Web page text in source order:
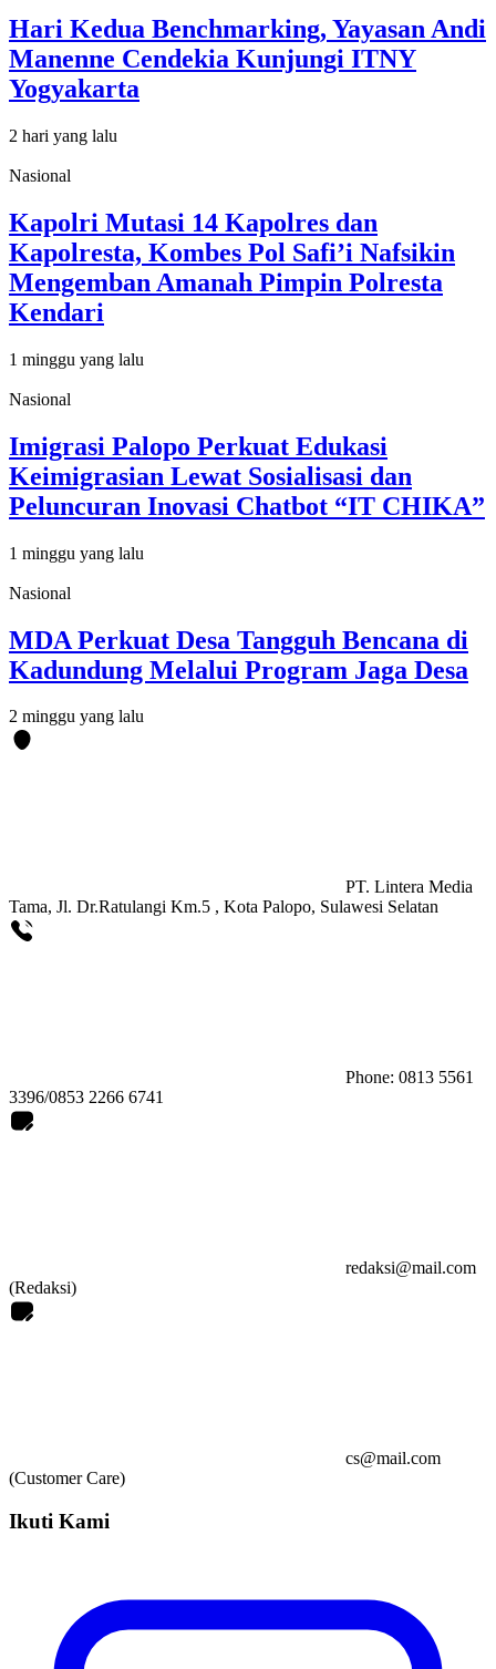
Hari Kedua Benchmarking, Yayasan Andi
Manenne Cendekia Kunjungi ITNY
Yogyakarta
2 hari yang lalu
Nasional
Kapolri Mutasi 14 Kapolres dan
Kapolresta, Kombes Pol Safi’i Nafsikin
Mengemban Amanah Pimpin Polresta
Kendari
1 minggu yang lalu
Nasional
Imigrasi Palopo Perkuat Edukasi
Keimigrasian Lewat Sosialisasi dan
Peluncuran Inovasi Chatbot “IT CHIKA”
1 minggu yang lalu
Nasional
MDA Perkuat Desa Tangguh Bencana di
Kadundung Melalui Program Jaga Desa
2 minggu yang lalu
PT. Lintera Media
Tama, Jl. Dr.Ratulangi Km.5 , Kota Palopo, Sulawesi Selatan
Phone: 0813 5561
3396/0853 2266 6741
redaksi@mail.com
(Redaksi)
cs@mail.com
(Customer Care)
Ikuti Kami